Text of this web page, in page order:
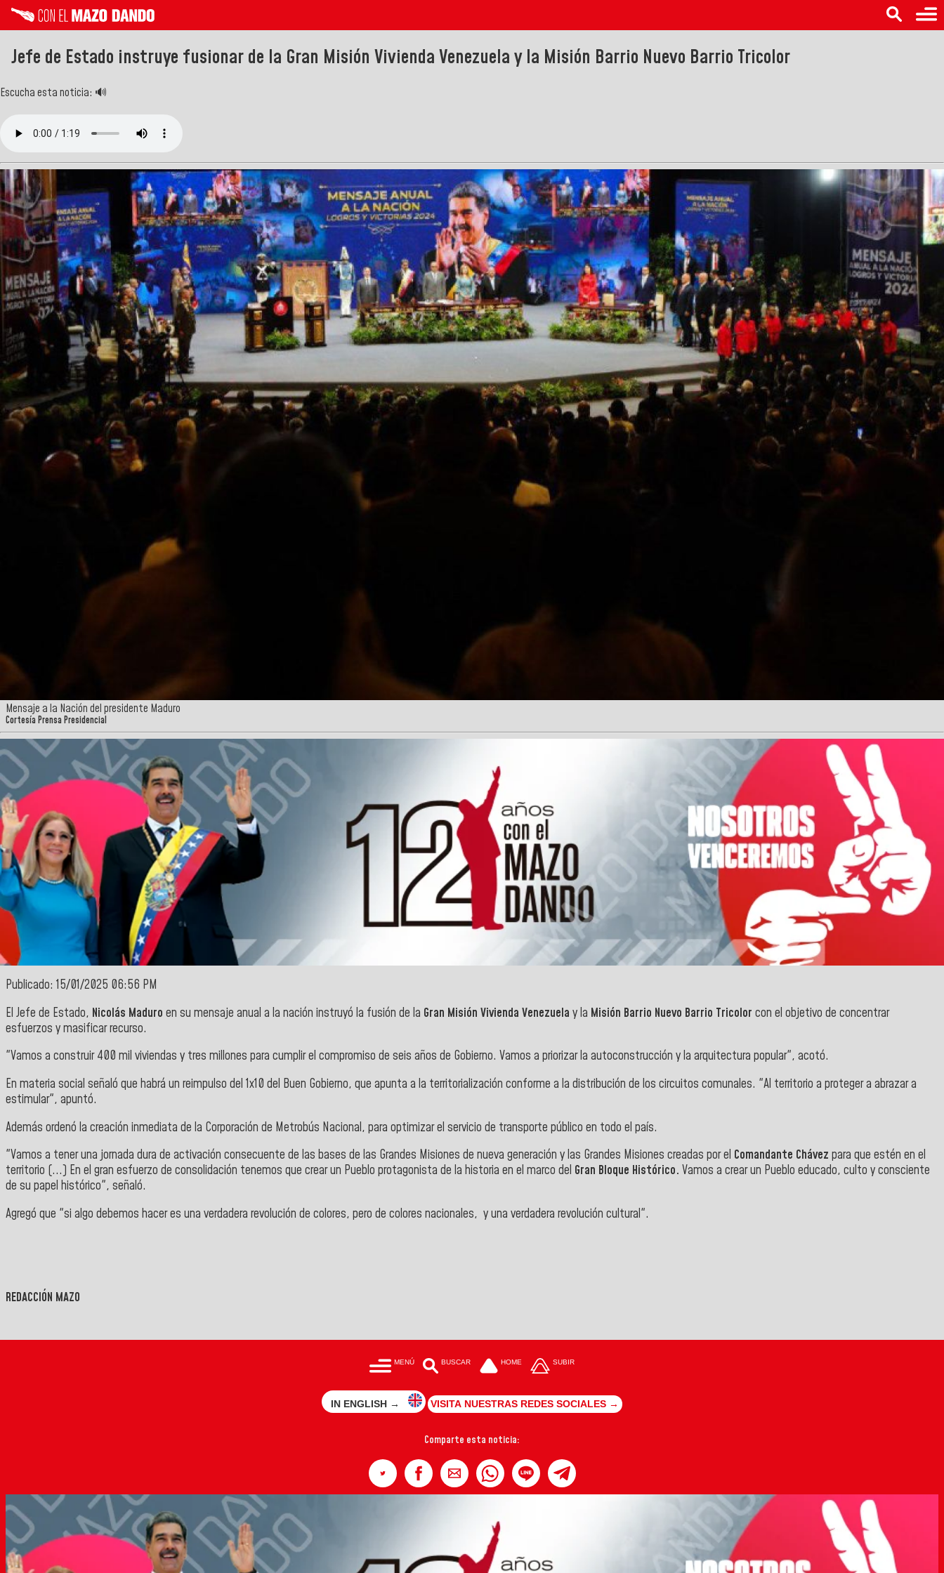
Jefe de Estado instruye fusionar de la Gran Misión Vivienda Venezuela y la Misión Barrio Nuevo Barrio Tricolor
Escucha esta noticia: 🔊
Mensaje a la Nación del presidente Maduro
Cortesía Prensa Presidencial
Publicado: 15/01/2025 06:56 PM
El Jefe de Estado, Nicolás Maduro en su mensaje anual a la nación instruyó la fusión de la Gran Misión Vivienda Venezuela y la Misión Barrio Nuevo Barrio Tricolor con el objetivo de concentrar
esfuerzos y masificar recurso.
"Vamos a construir 400 mil viviendas y tres millones para cumplir el compromiso de seis años de Gobierno. Vamos a priorizar la autoconstrucción y la arquitectura popular", acotó.
En materia social señaló que habrá un reimpulso del 1x10 del Buen Gobierno, que apunta a la territorialización conforme a la distribución de los circuitos comunales. "Al territorio a proteger a abrazar a
estimular", apuntó.
Además ordenó la creación inmediata de la Corporación de Metrobús Nacional, para optimizar el servicio de transporte público en todo el país.
"Vamos a tener una jornada dura de activación consecuente de las bases de las Grandes Misiones de nueva generación y las Grandes Misiones creadas por el Comandante Chávez para que estén en el
territorio (...) En el gran esfuerzo de consolidación tenemos que crear un Pueblo protagonista de la historia en el marco del Gran Bloque Histórico. Vamos a crear un Pueblo educado, culto y consciente
de su papel histórico", señaló.
Agregó que "si algo debemos hacer es una verdadera revolución de colores, pero de colores nacionales, y una verdadera revolución cultural".
REDACCIÓN MAZO
MENÚ BUSCAR HOME SUBIR
IN ENGLISH → VISITA NUESTRAS REDES SOCIALES →
Comparte esta noticia: